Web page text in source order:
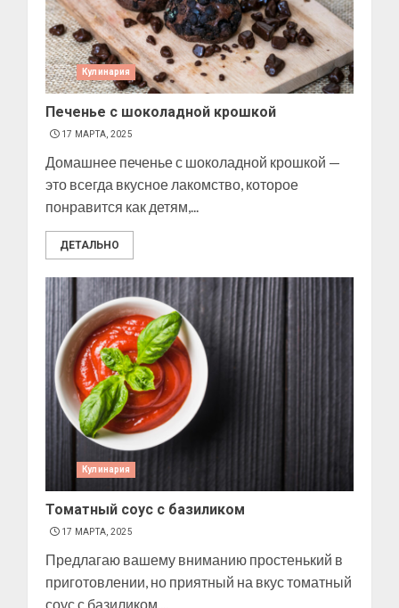
Кулинария
Печенье с шоколадной крошкой
17 МАРТА, 2025
Домашнее печенье с шоколадной крошкой —
это всегда вкусное лакомство, которое
понравится как детям,...
ДЕТАЛЬНО
Кулинария
Томатный соус с базиликом
17 МАРТА, 2025
Предлагаю вашему вниманию простенький в
приготовлении, но приятный на вкус томатный
соус с базиликом....